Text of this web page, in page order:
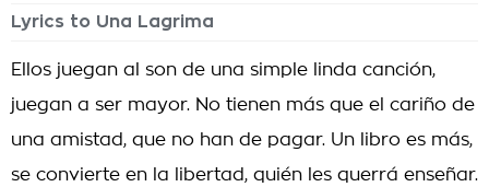
Lyrics to Una Lagrima
Ellos juegan al son de una simple linda canción,
juegan a ser mayor. No tienen más que el cariño de
una amistad, que no han de pagar. Un libro es más,
se convierte en la libertad, quién les querrá enseñar.